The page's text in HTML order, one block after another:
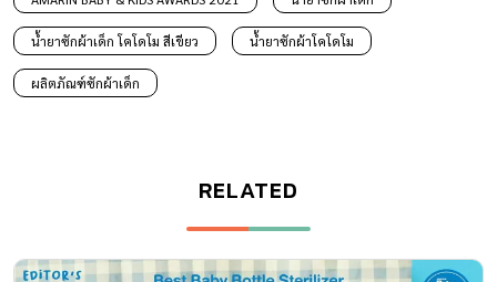
น้ำยาซักผ้าเด็ก โคโดโม สีเขียว น้ำยาซักผ้าโคโดโม
ผลิตภัณฑ์ซักผ้าเด็ก
RELATED